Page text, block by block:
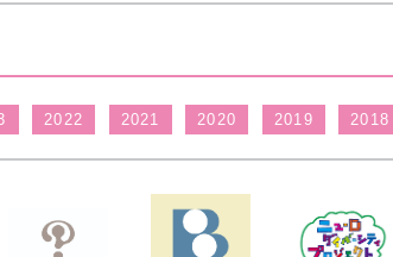
2022 2021 2020 2019 2018